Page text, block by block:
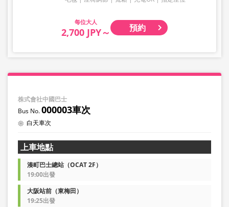
大人
2,700 JPY～ 預約
株式會社中國巴士
000003車次
白天車次
上車地點
湊町巴士總站（OCAT 2F）
19:00出發
大阪站前（東梅田）
19:25出發